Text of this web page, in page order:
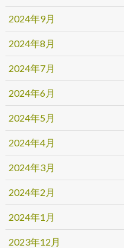
2024年9月
2024年8月
2024年7月
2024年6月
2024年5月
2024年4月
2024年3月
2024年2月
2024年1月
2023年12月